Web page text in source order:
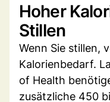
Hoher
Stillen
Wenn Sie stillen,
Kalorienbedarf.
of Health
zusätzliche 450